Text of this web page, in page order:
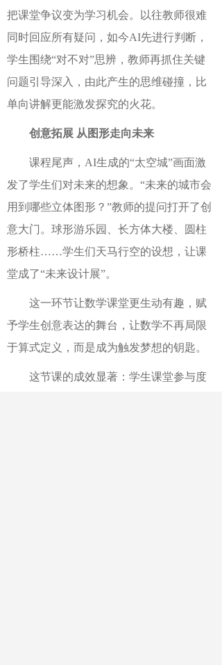
把课堂争议变为学习机会。以往教师很难
同时回应所有疑问，如今AI先进行判断，
学生围绕“对不对”思辨，教师再抓住关键
问题引导深入，由此产生的思维碰撞，比
单向讲解更能激发探究的火花。
创意拓展 从图形走向未来
课程尾声， AI生成的“太空城”画面激
发了学生们对未来的想象。 “未来的城市会
用到哪些立体图形？”教师的提问打开了创
意大门。 球形游乐园、长方体大楼、圆柱
形桥柱……学生们天马行空的设想，让课
堂成了“未来设计展”。
这一环节让数学课堂更生动有趣，赋
予学生创意表达的舞台，让数学不再局限
于算式定义，而是成为触发梦想的钥匙。
这节课的成效显著：学生课堂参与度